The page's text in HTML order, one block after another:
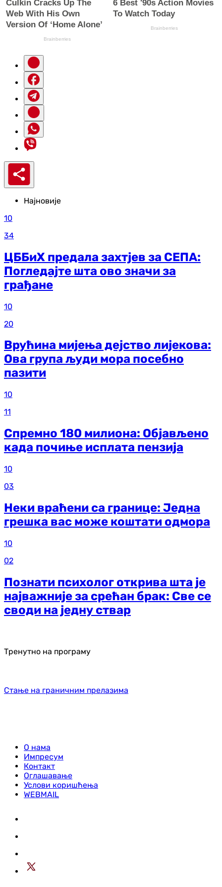
Најновије
10
34
ЦББиХ предала захтјев за СЕПА:
Погледајте шта ово значи за
грађане
10
20
Врућина мијења дејство лијекова:
Ова група људи мора посебно
пазити
10
11
Спремно 180 милиона: Објављено
када почиње исплата пензија
10
03
Неки враћени са границе: Једна
грешка вас може коштати одмора
10
02
Познати психолог открива шта је
најважније за срећан брак: Све се
своди на једну ствар
Тренутно на програму
Стање на граничним прелазима
О нама
Импресум
Контакт
Оглашавање
Услови коришћења
WEBMAIL